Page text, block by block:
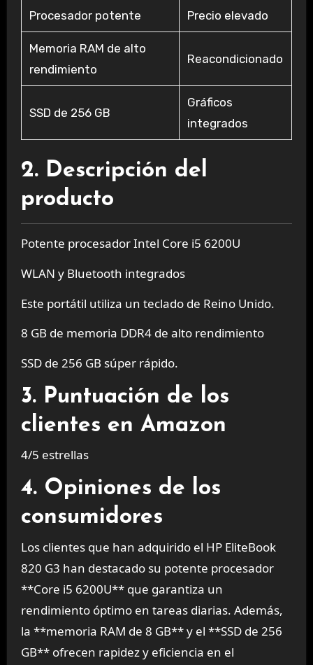
Procesador potente Precio elevado
Memoria RAM de alto
rendimiento
Reacondicionado
SSD de 256 GB
Gráficos
integrados
2. Descripción del
producto
Potente procesador Intel Core i5 6200U
WLAN y Bluetooth integrados
Este portátil utiliza un teclado de Reino Unido.
8 GB de memoria DDR4 de alto rendimiento
SSD de 256 GB súper rápido.
3. Puntuación de los
clientes en Amazon
4/5 estrellas
4. Opiniones de los
consumidores
Los clientes que han adquirido el HP EliteBook
820 G3 han destacado su potente procesador
**Core i5 6200U** que garantiza un
rendimiento óptimo en tareas diarias. Además,
la **memoria RAM de 8 GB** y el **SSD de 256
GB** ofrecen rapidez y eficiencia en el